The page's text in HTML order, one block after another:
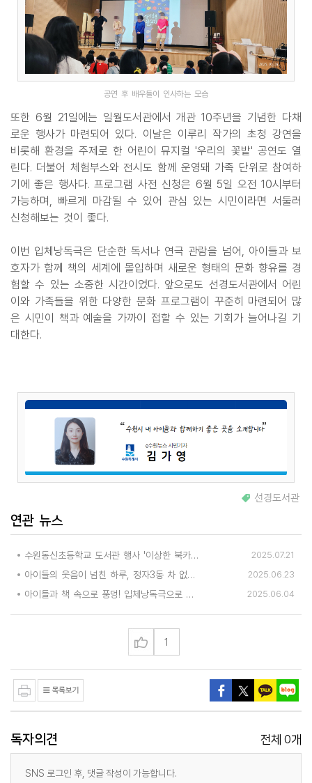
공연 후 배우들이 인사하는 모습
또한 6월 21일에는 일월도서관에서 개관 10주년을 기념한 다채
로운 행사가 마련되어 있다. 이날은 이루리 작가의 초청 강연을
비롯해 환경을 주제로 한 어린이 뮤지컬 '우리의 꽃밭' 공연도 열
린다. 더불어 체험부스와 전시도 함께 운영돼 가족 단위로 참여하
기에 좋은 행사다. 프로그램 사전 신청은 6월 5일 오전 10시부터
가능하며, 빠르게 마감될 수 있어 관심 있는 시민이라면 서둘러
신청해보는 것이 좋다.
이번 입체낭독극은 단순한 독서나 연극 관람을 넘어, 아이들과 보
호자가 함께 책의 세계에 몰입하며 새로운 형태의 문화 향유를 경
험할 수 있는 소중한 시간이었다. 앞으로도 선경도서관에서 어린
이와 가족들을 위한 다양한 문화 프로그램이 꾸준히 마련되어 많
은 시민이 책과 예술을 가까이 접할 수 있는 기회가 늘어나길 기
대한다.
선경도서관
연관 뉴스
수원동신초등학교 도서관 행사 '이상한 북카페 동신당' 2025.07.21
아이들의 웃음이 넘친 하루, 정자3동 차 없는 거리 행사 성황리에 열려 2025.06.23
아이들과 책 속으로 풍덩! 입체낭독극으로 떠난 이야기 여행 2025.06.04
1
독자의견 전체 0개
SNS 로그인 후, 댓글 작성이 가능합니다.